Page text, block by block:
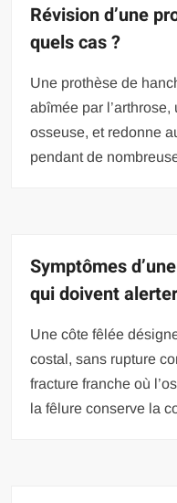
Révision d’une
quels cas ?
Une prothèse de
abîmée par
osseuse, et redonne
pendant de
Symptômes
qui doivent alerter
Une côte fêlée
costal, sans rupture
fracture franche où
la fêlure conserve la